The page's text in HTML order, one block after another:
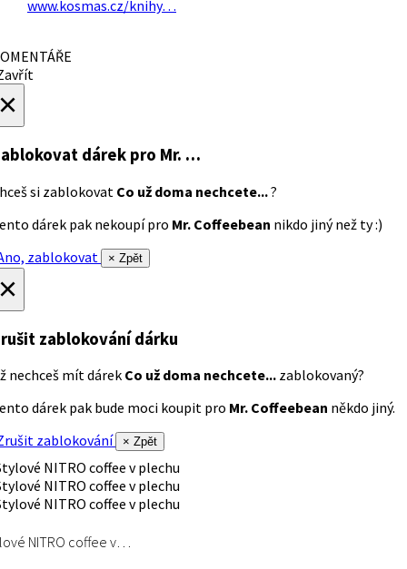
www.kosmas.cz/knihy…
dárek pro Mr. …
si zablokovat Co už doma nechcete...?
dárek pak nekoupí pro Mr. Coffeebean nikdo jiný než ty :)
zablokovat
× Zpět
zablokování dárku
nechceš mít dárek Co už doma nechcete... zablokovaný?
dárek pak bude moci koupit pro Mr. Coffeebean někdo jiný.
zablokování
× Zpět
NITRO coffee v…